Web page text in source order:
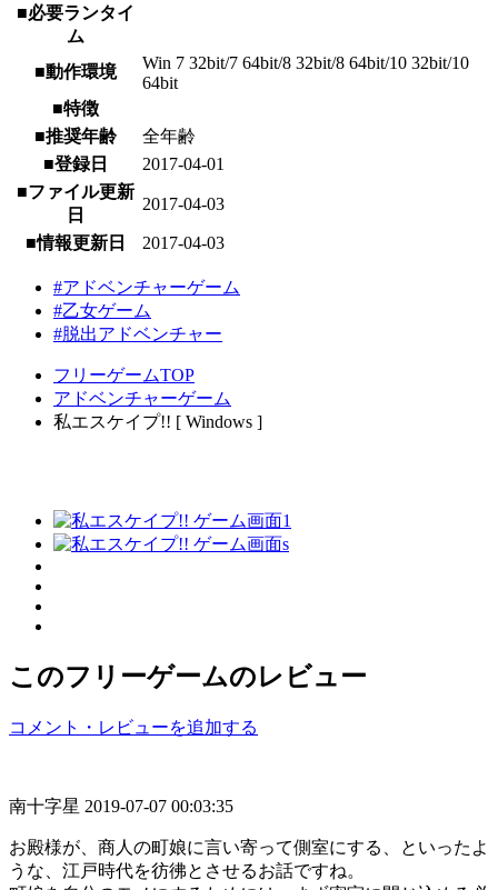
■必要ランタイ
ム
■動作環境
Win 7 32bit/7 64bit/8 32bit/8 64bit/10 32bit/10
64bit
■特徴
■推奨年齢
全年齢
■登録日
2017-04-01
■ファイル更新
日
2017-04-03
■情報更新日 2017-04-03
#アドベンチャーゲーム
#乙女ゲーム
#脱出アドベンチャー
フリーゲームTOP
アドベンチャーゲーム
私エスケイプ!! [ Windows ]
このフリーゲームのレビュー
コメント・レビューを追加する
南十字星 2019-07-07 00:03:35
お殿様が、商人の町娘に言い寄って側室にする、といったよ
うな、江戸時代を彷彿とさせるお話ですね。